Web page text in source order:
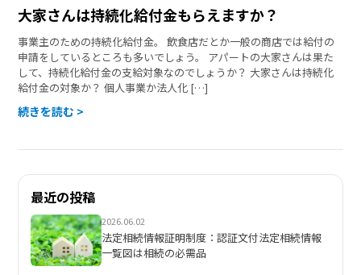
大家さんは持続化給付金もらえますか？
事業主のための持続化給付金。 飲食店だとか一般の商店では給付の
申請をしているところも多いでしょう。 アパートの大家さんは果た
して、持続化給付金の支給対象なのでしょうか？ 大家さんは持続化
給付金の対象か？ 個人事業か法人化 […]
続きを読む >
最近の投稿
2026.06.02
法定相続情報証明制度：認証文付法定相続情報
一覧図は相続の必需品